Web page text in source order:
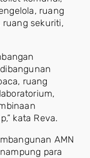
ruang
ruang sekuriti,
ruang
kata Reva.
AMN
para